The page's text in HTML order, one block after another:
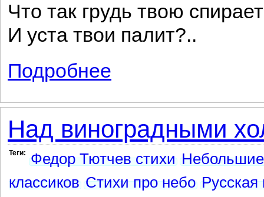
Что так грудь твою спирает
И уста твои палит?..
Подробнее
Над виноградными
Теги: Федор Тютчев стихи
классиков Стихи про небо Русская